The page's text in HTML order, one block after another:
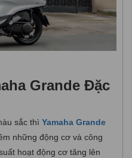
Grande Đặc
sắc thì Yamaha Grande
những động cơ và công
hoạt động cơ tăng lên